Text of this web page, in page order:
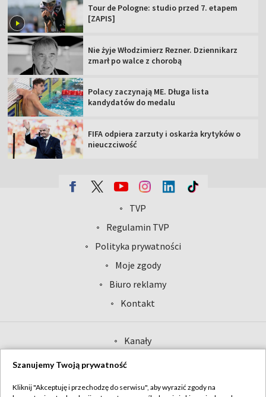
Tour de Pologne: studio przed 7. etapem
[ZAPIS]
Nie żyje Włodzimierz Rezner. Dziennikarz
zmarł po walce z chorobą
Polacy zaczynają ME. Długa lista
kandydatów do medalu
FIFA odpiera zarzuty i oskarża krytyków o
nieuczciwość
TVP
Abonament TVP
Sklep TVP
Biuro Reklamy
Oferta Handlowa
Telegazeta ogłoszenia
Rada Programowa
Ogłoszenia przetargowe
Regulamin TVP
Polityka prywatności
Moje zgody
Biuro reklamy
Kontakt
Kanały
©2026 Telewizja Polska Spółka Akcyjna w likwidacji
Szanujemy Twoją prywatność
Kliknij "Akceptuję i przechodzę do serwisu", aby wyrazić zgody na